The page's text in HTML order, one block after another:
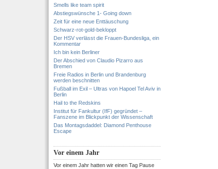
Smells like team spirit
Abstiegswünsche 1- Going down
Zeit für eine neue Enttäuschung
Schwarz-rot-gold-bekloppt
Der HSV verlässt die Frauen-Bundesliga, ein
Kommentar
Ich bin kein Berliner
Der Abschied von Claudio Pizarro aus
Bremen
Freie Radios in Berlin und Brandenburg
werden beschnitten
Fußball im Exil – Ultras von Hapoel Tel Aviv in
Berlin
Hail to the Redskins
Institut für Fankultur (IfF) gegründet –
Fanszene im Blickpunkt der Wissenschaft
Das Montagsdaddel: Diamond Penthouse
Escape
Vor einem Jahr
Vor einem Jahr hatten wir einen Tag Pause